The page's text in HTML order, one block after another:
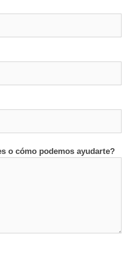
o cómo podemos ayudarte?